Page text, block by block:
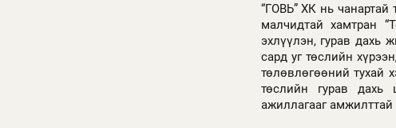
“ГОВЬ” ХК нь чанартай
малчидтай хамтран
эхлүүлэн, гурав дахь
сард уг төслийн
төлөвлөгөөний тухай
төслийн гурав
ажиллагааг